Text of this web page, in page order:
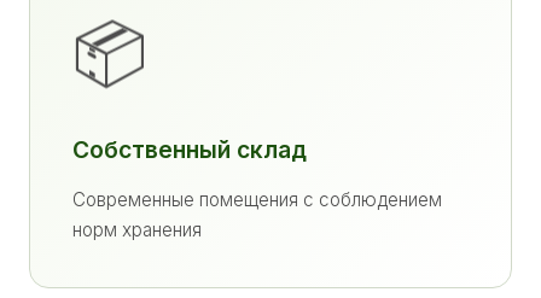
📦
Собственный склад
Современные помещения с соблюдением
норм хранения